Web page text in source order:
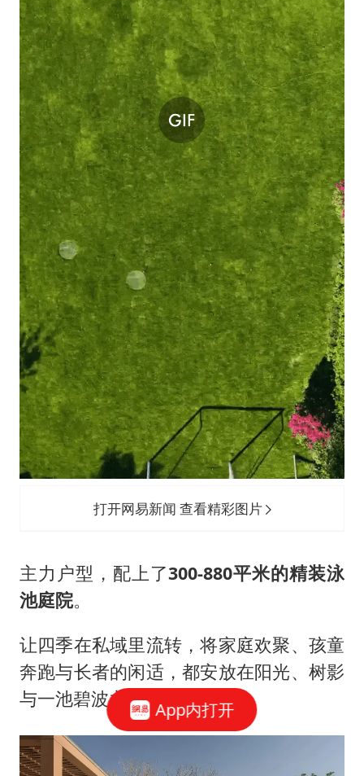
打开网易新闻 查看精彩图片
主力户型，配上了300-880平米的精装泳
池庭院。
让四季在私域里流转，将家庭欢聚、孩童
奔跑与长者的闲适，都安放在阳光、树影
与一池碧波之间。 App内打开